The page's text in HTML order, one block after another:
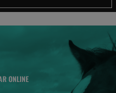
ONLINE